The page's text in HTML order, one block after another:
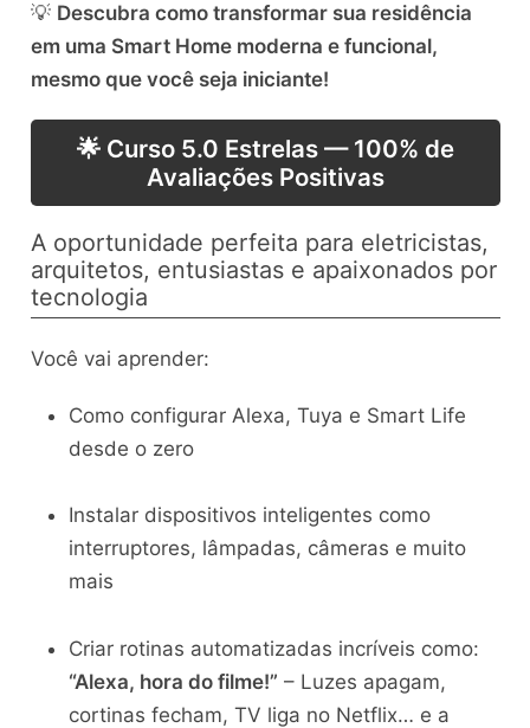
💡 Descubra como transformar sua residência
em uma Smart Home moderna e funcional,
mesmo que você seja iniciante!
🌟 Curso 5.0 Estrelas — 100% de
Avaliações Positivas
A oportunidade perfeita para eletricistas,
arquitetos, entusiastas e apaixonados por
tecnologia
Você vai aprender:
Como configurar Alexa, Tuya e Smart Life
desde o zero
Instalar dispositivos inteligentes como
interruptores, lâmpadas, câmeras e muito
mais
Criar rotinas automatizadas incríveis como:
“Alexa, hora do filme!” – Luzes apagam,
cortinas fecham, TV liga no Netflix… e a